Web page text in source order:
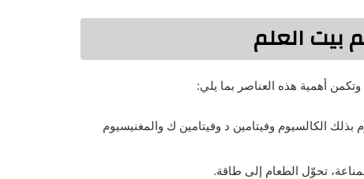
بيت العلم
أهمية هذه العناصر بما يلي:
بذلك الكالسيوم وفيتامين د وفيتامين ك والمغنيسيوم
تحوّل الطعام إلى طاقة.